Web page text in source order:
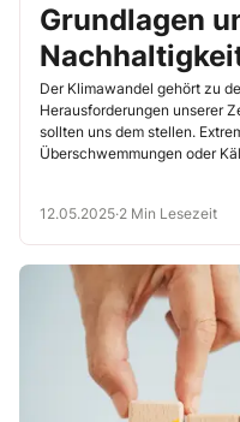
Grundlagen
Altenhilfe
Der Klimawandel gehört zu
Herausforderungen unserer
sollten uns dem stellen.
Überschwemmungen oder
12.05.2025·2 Min Lesezeit